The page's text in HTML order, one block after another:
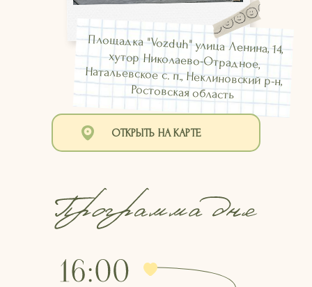
Площадка "Vozduh" улица Ленина, 14,
хутор Николаево-Отрадное,
Натальевское с. п., Неклиновский р-н,
Ростовская область
ОТКРЫТЬ НА КАРТЕ